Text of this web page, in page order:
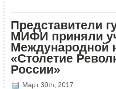
Представители
МИФИ приняли
Международной
«Столетие
России»
Март 30th, 2017